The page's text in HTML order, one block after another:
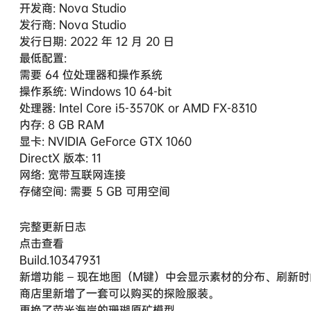
开发商: Nova Studio
发行商: Nova Studio
发行日期: 2022 年 12 月 20 日
最低配置:
需要 64 位处理器和操作系统
操作系统: Windows 10 64-bit
处理器: Intel Core i5-3570K or AMD FX-8310
内存: 8 GB RAM
显卡: NVIDIA GeForce GTX 1060
DirectX 版本: 11
网络: 宽带互联网连接
存储空间: 需要 5 GB 可用空间
完整更新日志
点击查看
Build.10347931
新增功能 – 现在地图（M键）中会显示素材的分布、刷新
商店里新增了一套可以购买的探险服装。